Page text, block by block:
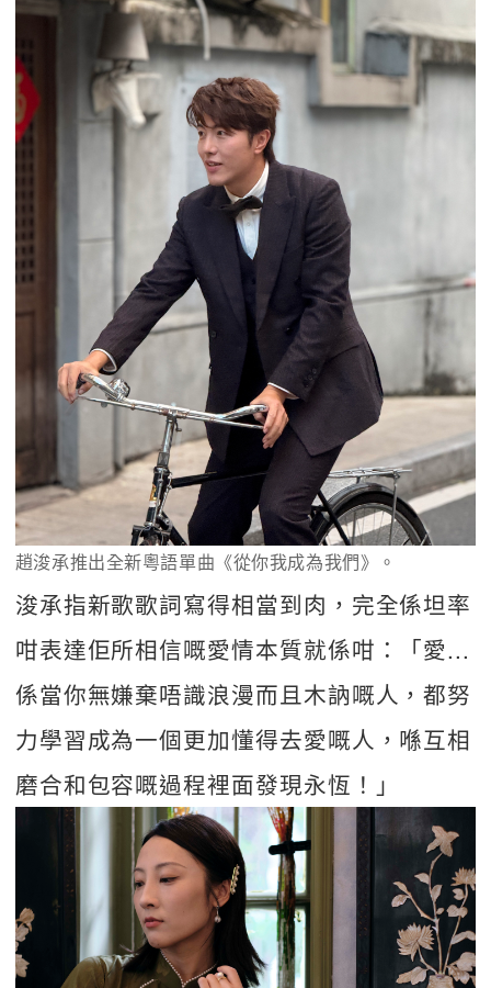
趙浚承推出全新粵語單曲《從你我成為我們》。
浚承指新歌歌詞寫得相當到肉，完全係坦率
咁表達佢所相信嘅愛情本質就係咁：「愛...
係當你無嫌棄唔識浪漫而且木訥嘅人，都努
力學習成為一個更加懂得去愛嘅人，喺互相
磨合和包容嘅過程裡面發現永恆！」